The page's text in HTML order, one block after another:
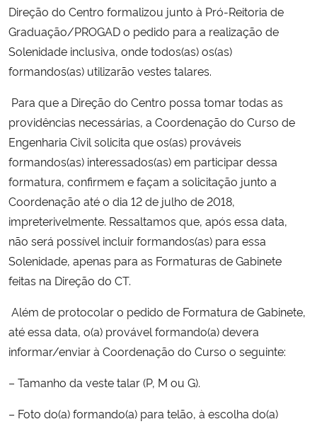
Ministério do Desenvolvimento Regional
Secretaria-Geral
Secretaria de Governo
Advocacia-Geral da União
Banco Central do Brasil
Planalto
Direção do Centro formalizou junto à Pró-Reitoria de
Graduação/PROGAD o pedido para a realização de
Solenidade inclusiva, onde todos(as) os(as)
formandos(as) utilizarão vestes talares.
Para que a Direção do Centro possa tomar todas as
providências necessárias, a Coordenação do Curso de
Engenharia Civil solicita que os(as) prováveis
formandos(as) interessados(as) em participar dessa
formatura, confirmem e façam a solicitação junto a
Coordenação até o dia 12 de julho de 2018,
impreterivelmente. Ressaltamos que, após essa data,
não será possível incluir formandos(as) para essa
Solenidade, apenas para as Formaturas de Gabinete
feitas na Direção do CT.
Além de protocolar o pedido de Formatura de Gabinete,
até essa data, o(a) provável formando(a) devera
informar/enviar à Coordenação do Curso o seguinte:
– Tamanho da veste talar (P, M ou G).
– Foto do(a) formando(a) para telão, à escolha do(a)